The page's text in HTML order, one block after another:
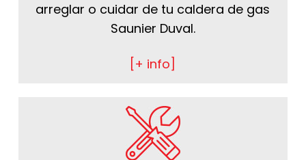
arreglar o cuidar de tu caldera de gas
Saunier Duval.
[+ info]